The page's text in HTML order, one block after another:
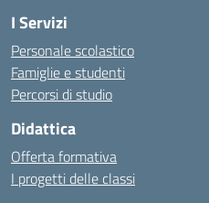
I Servizi
Personale scolastico
Famiglie e studenti
Percorsi di studio
Didattica
Offerta formativa
I progetti delle classi